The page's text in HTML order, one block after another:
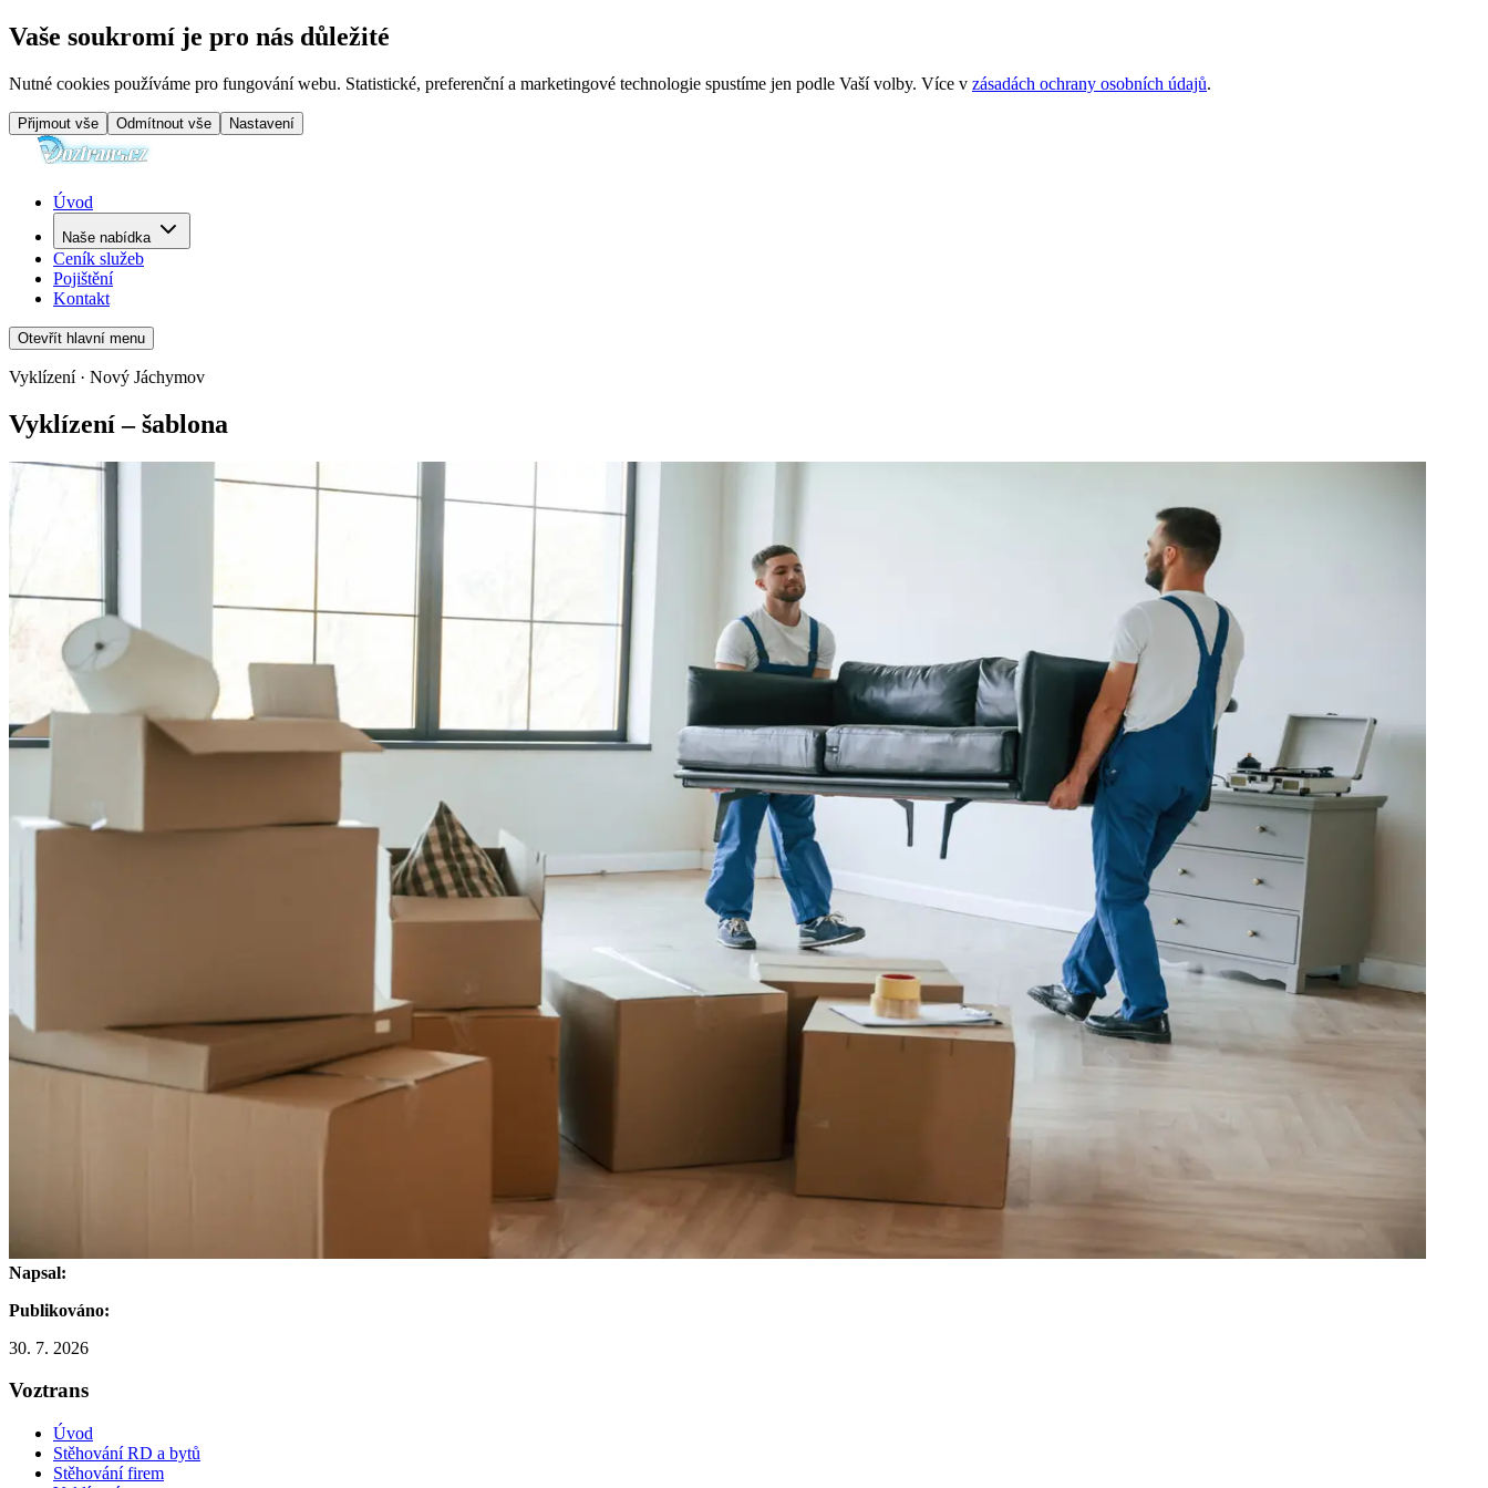
Vaše soukromí je pro nás důležité
Nutné cookies používáme pro fungování webu. Statistické, preferenční a marketingové technologie spustíme jen podle Vaší volby. Více v zásadách ochrany osobních údajů.
Přijmout vše Odmítnout vše Nastavení
Úvod
Naše nabídka
Ceník služeb
Pojištění
Kontakt
Otevřít hlavní menu
Vyklízení · Nový Jáchymov
Vyklízení – šablona
Napsal:
Publikováno:
30. 7. 2026
Voztrans
Úvod
Stěhování RD a bytů
Stěhování firem